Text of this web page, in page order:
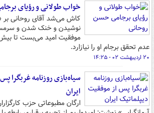
خواب طولانی و رؤیای
کاش می‌شد آقای روحانی بر
نوشیدن و خنک شدن و
موفقیت امید می‌بست تا
عدم تحقق برجام او را نیازارد.
۲۰ اردیبهشت ۰۲ - ۱۴:۲۵
سیاه‌بازی روزنامه غربگرا
ایران
ارگان مطبوعاتی حزب